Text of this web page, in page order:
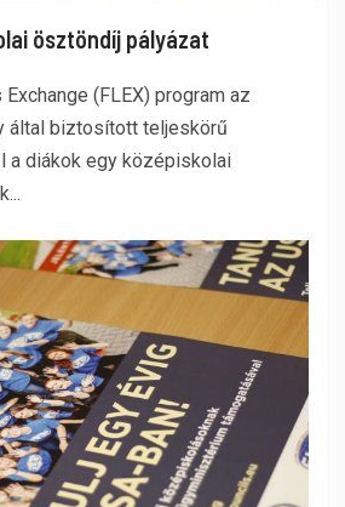
ösztöndíj pályázat
(FLEX) program az
által biztosított teljeskörű
a diákok egy középiskolai